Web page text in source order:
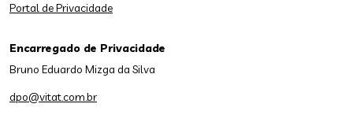
Portal de Privacidade
Encarregado de Privacidade
Bruno Eduardo Mizga da Silva
dpo@vitat.com.br